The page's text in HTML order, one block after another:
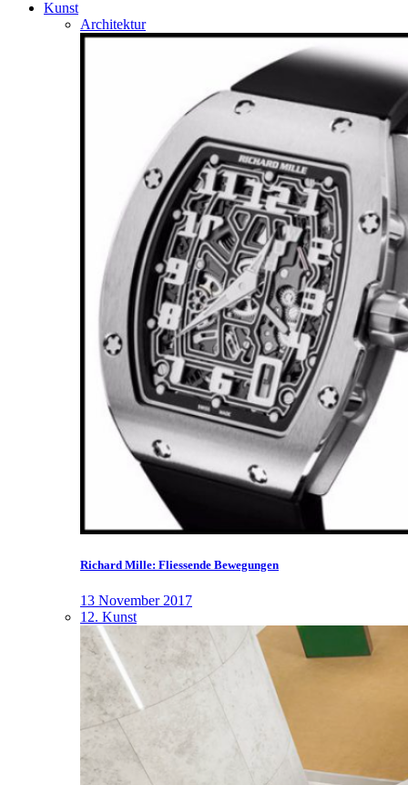
Kunst
Architektur
Richard Mille: Fliessende Bewegungen
13 November 2017
12. Kunst